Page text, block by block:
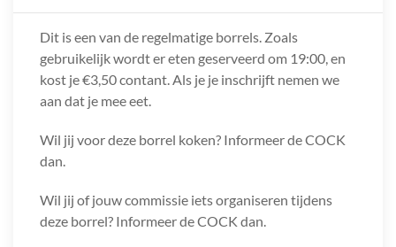
Dit is een van de regelmatige borrels. Zoals
gebruikelijk wordt er eten geserveerd om 19:00, en
kost je €3,50 contant. Als je je inschrijft nemen we
aan dat je mee eet.
Wil jij voor deze borrel koken? Informeer de COCK
dan.
Wil jij of jouw commissie iets organiseren tijdens
deze borrel? Informeer de COCK dan.